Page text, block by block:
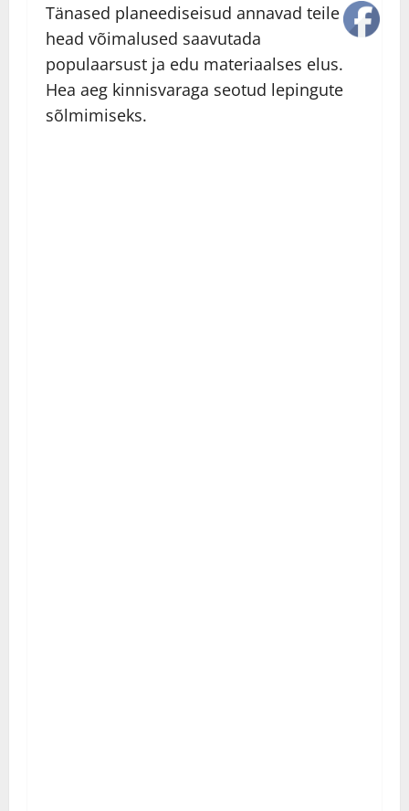
Tänased planeediseisud annavad teile
head võimalused saavutada
populaarsust ja edu materiaalses elus.
Hea aeg kinnisvaraga seotud lepingute
sõlmimiseks.